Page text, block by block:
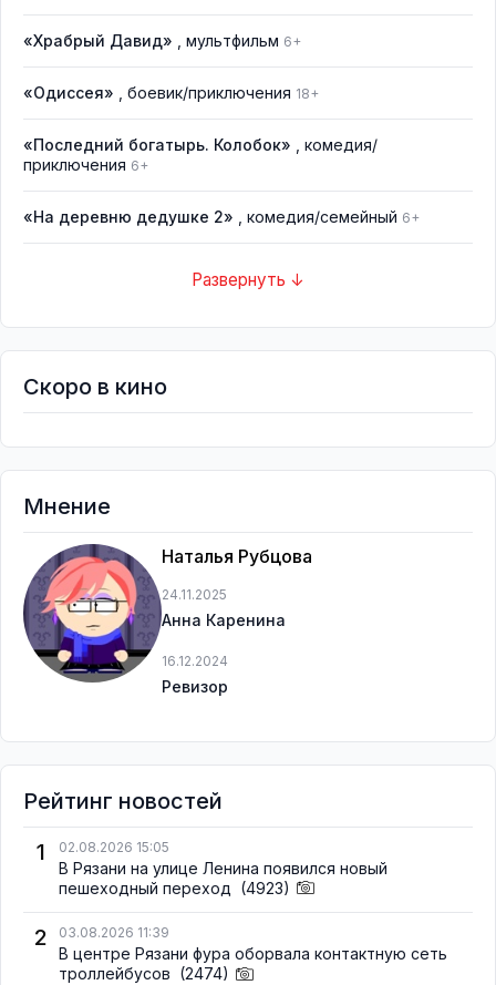
«Храбрый Давид» , мультфильм 6+
«Одиссея» , боевик/приключения 18+
«Последний богатырь. Колобок»
, комедия/
приключения 6+
«На деревню дедушке 2» , комедия/семейный 6+
Развернуть ↓
Скоро в кино
Мнение
Наталья Рубцова
24.11.2025
Анна Каренина
16.12.2024
Ревизор
Рейтинг новостей
1
02.08.2026 15:05
В Рязани на улице Ленина появился новый
пешеходный переход (4923)
2 03.08.2026 11:39
В центре Рязани фура оборвала контактную сеть
троллейбусов (2474)